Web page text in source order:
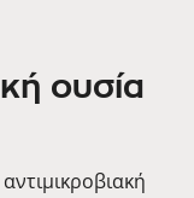
ουσία